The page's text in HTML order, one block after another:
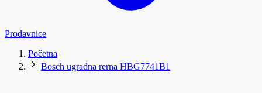
Prodavnice
Početna
Bosch ugradna rerna HBG7741B1